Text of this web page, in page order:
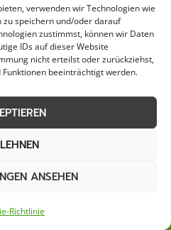
verwenden wir Technologien wie
speichern und/oder darauf
zustimmst, können wir Daten
IDs auf dieser Website
nicht erteilst oder zurückziehst,
beeinträchtigt werden.
ANSEHEN
Richtlinie
(EU)
Kontakt
Sitemap